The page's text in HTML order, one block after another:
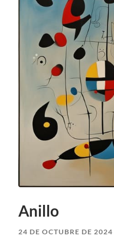
Anillo
24 DE OCTUBRE DE 2024